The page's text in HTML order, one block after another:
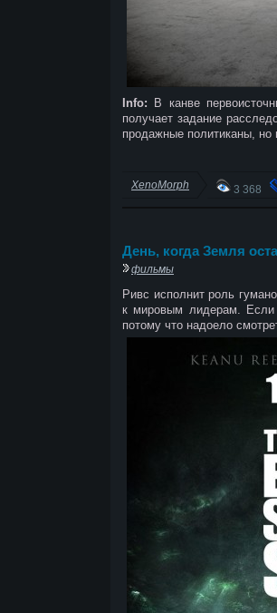
Info: В канве
получает задание
продажные политиканы,
XenoMorph 3 368
День, когда Земля
фильмы
Ривс исполнит роль
к мировым лидерам. Если
потому что надоело